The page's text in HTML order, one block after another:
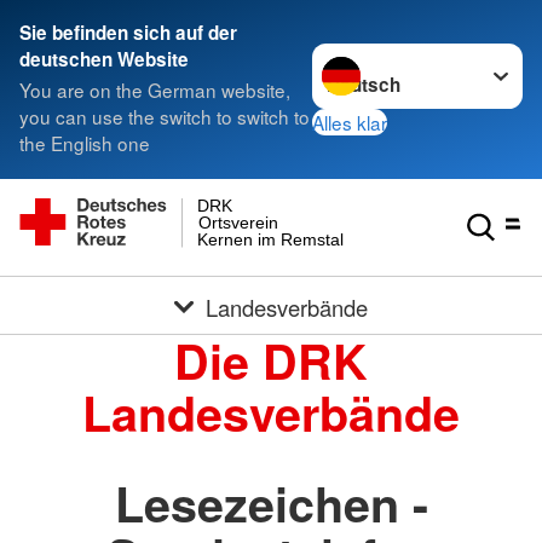
Sie befinden sich auf der
deutschen Website
You are on the German website,
you can use the switch to switch to
the English one
Sprache wechseln zu
Alles klar
Kernen im Remstal
Ortsverein
DRK
Landesverbände
Die DRK
Landesverbände
Lesezeichen -